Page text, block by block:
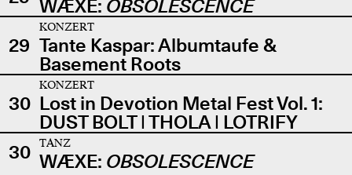
WÆXE: OBSOLESCENCE
29
KONZERT
Tante Kaspar: Albumtaufe &
Basement Roots
30
KONZERT
Lost in Devotion Metal Fest Vol. 1:
DUST BOLT | THOLA | LOTRIFY
30
TANZ
WÆXE: OBSOLESCENCE